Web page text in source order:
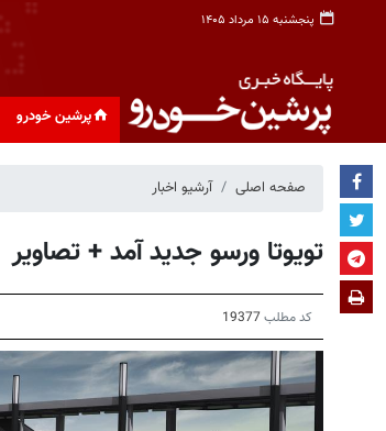
پنجشنبه ۱۵ مرداد ۱۴۰۵
پرشین خودرو
صفحه اصلی آرشیو اخبار
تویوتا ورسو جدید آمد + تصاویر
کد مطلب 19377